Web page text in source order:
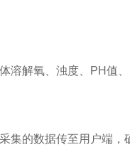
溶解氧、浊度、 PH值
集的数据传至用户端